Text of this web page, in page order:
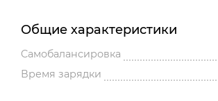
Общие характеристики
Cамобалансировка
Время зарядки